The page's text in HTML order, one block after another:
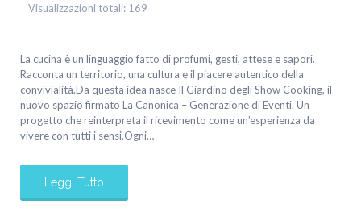
Visualizzazioni totali: 169
La cucina è un linguaggio fatto di profumi, gesti, attese e sapori.
Racconta un territorio, una cultura e il piacere autentico della
convivialità.Da questa idea nasce Il Giardino degli Show Cooking, il
nuovo spazio firmato La Canonica – Generazione di Eventi. Un
progetto che reinterpreta il ricevimento come un’esperienza da
vivere con tutti i sensi.Ogni…
Leggi Tutto